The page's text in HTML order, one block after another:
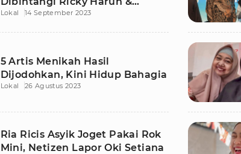
Nabilah Eks JKT48
Lokal 14 September 2023
5 Artis Menikah Hasil
Dijodohkan, Kini Hidup Bahagia
Lokal 26 Agustus 2023
Ria Ricis Asyik Joget Pakai Rok
Mini, Netizen Lapor Oki Setiana